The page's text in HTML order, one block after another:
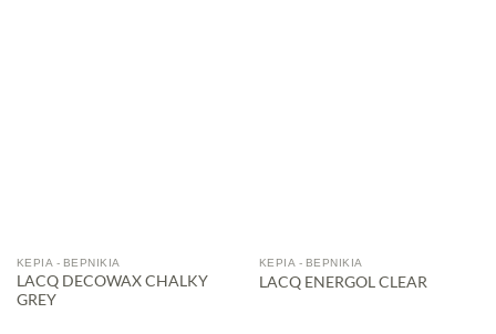
ΚΕΡΙΆ - ΒΕΡΝΊΚΙΑ
LACQ DECOWAX CHALKY
GREY
ΚΕΡΙΆ - ΒΕΡΝΊΚΙΑ
LACQ ENERGOL CLEAR